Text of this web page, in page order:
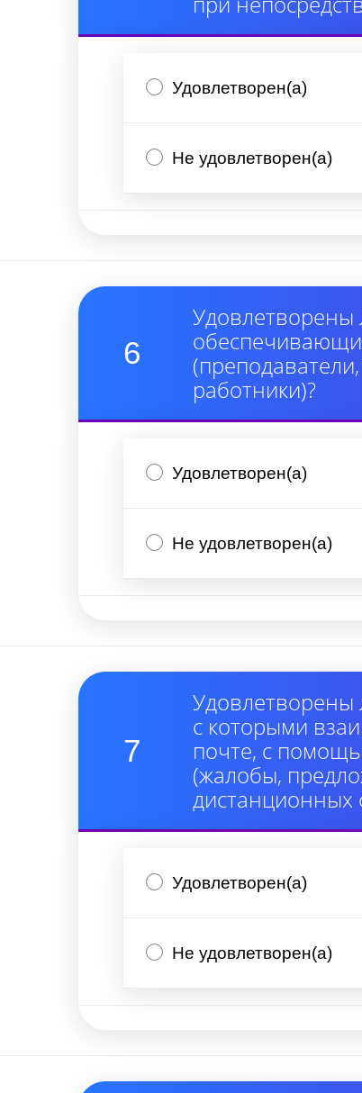
Удовлетворен(а)
Не удовлетворен(а)
6
Удовлетворены
работники)?
Удовлетворен(а)
Не удовлетворен(а)
7
Удовлетворены
с которыми
почте, с
(жалобы,
дистанционных
Удовлетворен(а)
Не удовлетворен(а)